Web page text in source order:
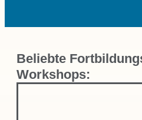
Beliebte
Workshops: